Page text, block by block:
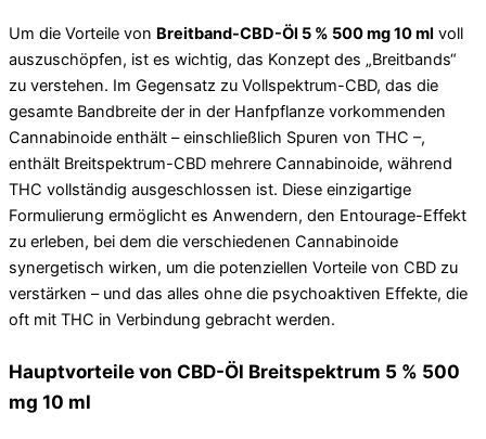
Um die Vorteile von Breitband-CBD-Öl 5 % 500 mg 10 ml voll
auszuschöpfen, ist es wichtig, das Konzept des „Breitbands“
zu verstehen. Im Gegensatz zu Vollspektrum-CBD, das die
gesamte Bandbreite der in der Hanfpflanze vorkommenden
Cannabinoide enthält – einschließlich Spuren von THC –,
enthält Breitspektrum-CBD mehrere Cannabinoide, während
THC vollständig ausgeschlossen ist. Diese einzigartige
Formulierung ermöglicht es Anwendern, den Entourage-Effekt
zu erleben, bei dem die verschiedenen Cannabinoide
synergetisch wirken, um die potenziellen Vorteile von CBD zu
verstärken – und das alles ohne die psychoaktiven Effekte, die
oft mit THC in Verbindung gebracht werden.
Hauptvorteile von CBD-Öl Breitspektrum 5 % 500
mg 10 ml